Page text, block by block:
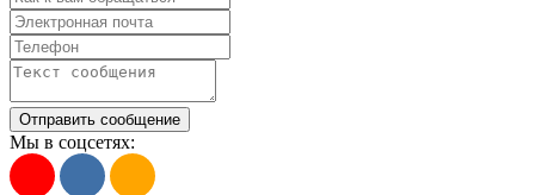
Отправить сообщение
Мы в соцсетях: